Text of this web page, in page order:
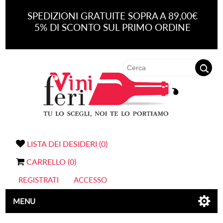
SPEDIZIONI GRATUITE SOPRA A 89,00€
5% DI SCONTO SUL PRIMO ORDINE
LISTA DEI DESIDERI (0)
CARRELLO (0)
REGISTRATI ACCESSO
MENU